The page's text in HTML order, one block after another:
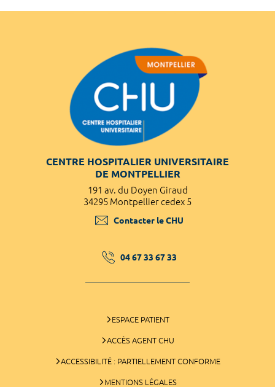
CENTRE HOSPITALIER UNIVERSITAIRE
DE MONTPELLIER
191 av. du Doyen Giraud
34295 Montpellier cedex 5
Contacter le CHU
04 67 33 67 33
ESPACE PATIENT
ACCÈS AGENT CHU
ACCESSIBILITÉ : PARTIELLEMENT CONFORME
MENTIONS LÉGALES